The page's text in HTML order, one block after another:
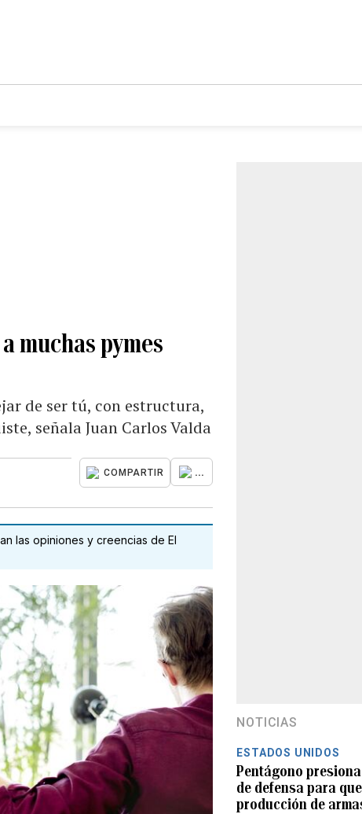
muchas pymes
de ser tú, con estructura,
señala Juan Carlos Valda
COMPARTIR ...
las opiniones y creencias de El
NOTICIAS
ESTADOS UNIDOS
Pentágono
de defensa para
producción de